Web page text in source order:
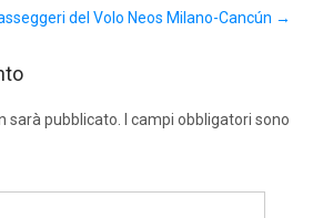
del Volo Neos Milano-Cancún →
sarà pubblicato.
I campi obbligatori sono